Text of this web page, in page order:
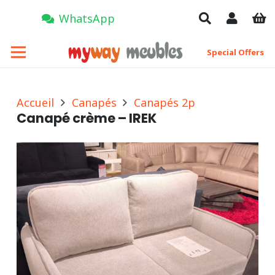
WhatsApp
Special Offers
Accueil Canapés Canapés 2p
Canapé crème – IREK